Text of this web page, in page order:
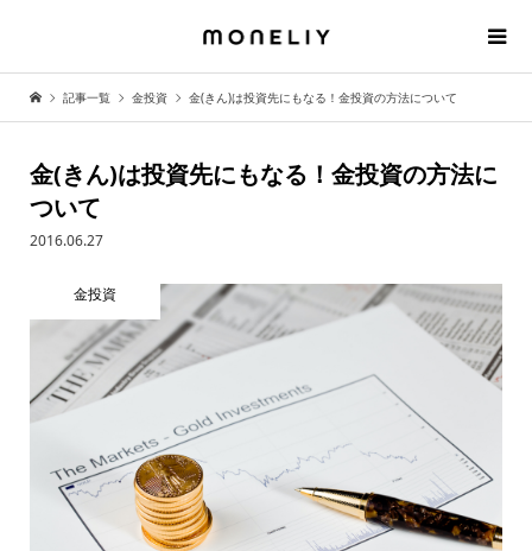
記事一覧 金投資 金(きん)は投資先にもなる！金投資の方法について
金(きん)は投資先にもなる！金投資の方法に
ついて
2016.06.27
金投資